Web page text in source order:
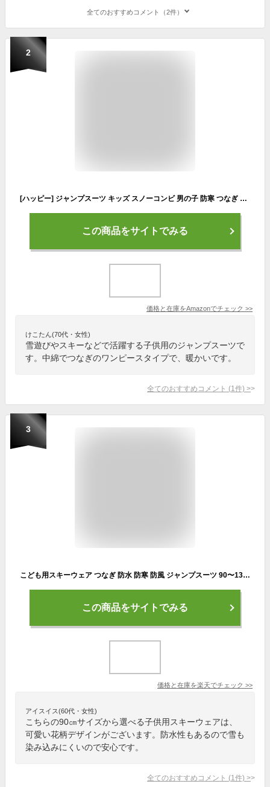
全てのおすすめコメント（2件）
2
[ハッピー] ジャンプスーツ キッズ スノーコンビ 男の子 防寒 つなぎ デニム柄 111101 ブルー 120cm
この商品をサイトでみる
価格と在庫をAmazonでチェック >>
けこたん(70代・女性)
雪遊びやスキーなどで活躍する子供用のジャンプスーツで
す。中綿でつなぎのワンピースタイプで、暖かいです。
全てのおすすめコメント (1 件) >
3
こども用スキーウェア つなぎ 防水 防寒 防風 ジャンプスーツ 90〜130 つなぎ 雪遊び 冬 暖か ウインター 中綿入り スキー スノーボードウェア キッズ ジュニア スノボー スノボウェア ボードウェア スノーウェア 激安 子供用 かわいい
この商品をサイトでみる
価格と在庫を楽天でチェック >>
アイスイス(60代・女性)
こちらの90㎝サイズから選べる子供用スキーウェアは、
可愛い花柄デザインがございます。防水性もあるので雪も
染み込みにくいので安心です。
全てのおすすめコメント (1 件) >